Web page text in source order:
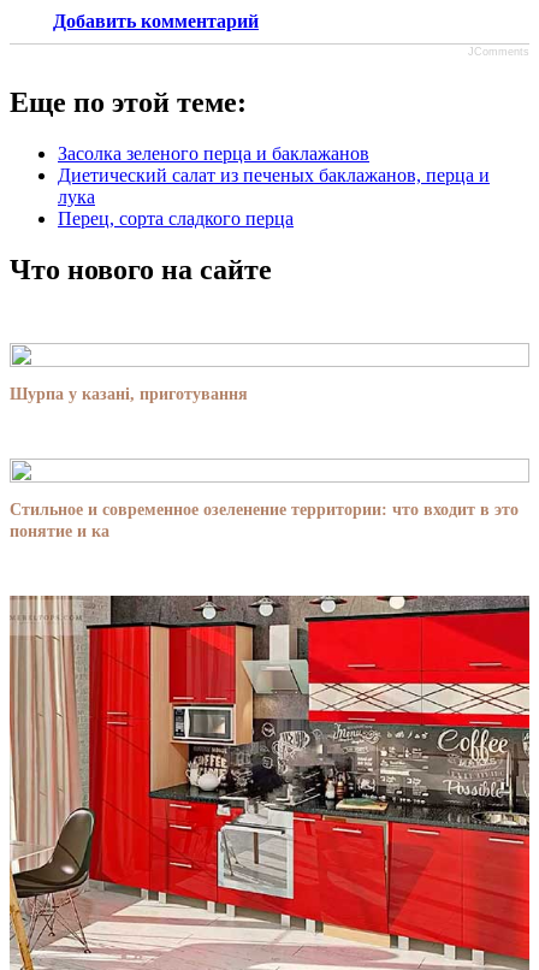
Добавить комментарий
JComments
Еще по этой теме:
Засолка зеленого перца и баклажанов
Диетический салат из печеных баклажанов, перца и
лука
Перец, сорта сладкого перца
Что нового на сайте
Шурпа у казані, приготування
Стильное и современное озеленение территории: что входит в это
понятие и ка